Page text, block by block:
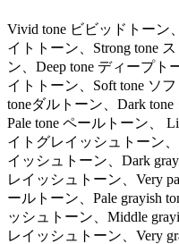
Vivid tone ビビッドトーン
イトトーン、Strong tone
ン、Deep tone ディープト
イトトーン、Soft tone ソ
toneダルトーン、Dark tone
Pale tone ペールトーン、
イトグレイッシュトーン、
イッシュトーン、Dark
レイッシュトーン、Very
ールトーン、Pale grayish
ッシュトーン、Middle
レイッシュトーン、Very